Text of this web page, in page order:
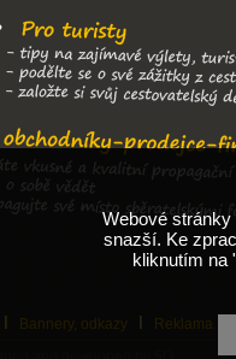
Bannery, odkazy Reklama
Webové
snazší. Ke
kliknutím na